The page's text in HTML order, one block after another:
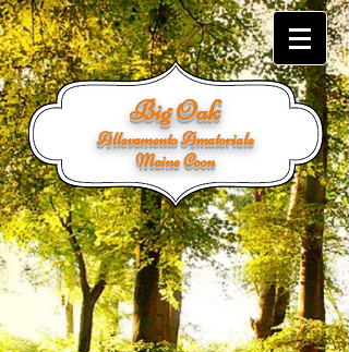
Big Oak
Allevamento Amatoriale
Maine Coon